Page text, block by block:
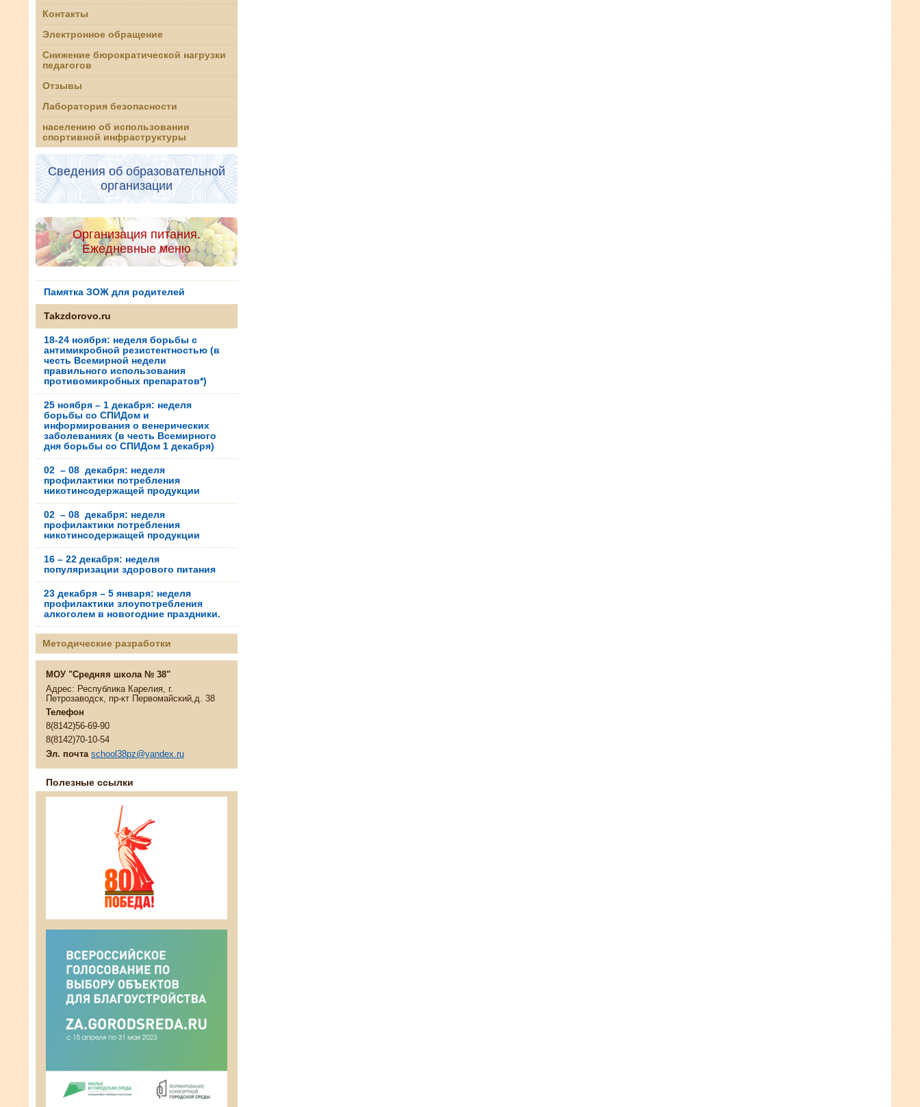
Контакты
Электронное обращение
Снижение бюрократической нагрузки
педагогов
Отзывы
Лаборатория безопасности
населению об использовании
спортивной инфраструктуры
Сведения об образовательной
организации
Организация питания.
Ежедневные меню
Памятка ЗОЖ для родителей
Takzdorovo.ru
18-24 ноября: неделя борьбы с
антимикробной резистентностью (в
честь Всемирной недели
правильного использования
противомикробных препаратов*)
25 ноября – 1 декабря: неделя
борьбы со СПИДом и
информирования о венерических
заболеваниях (в честь Всемирного
дня борьбы со СПИДом 1 декабря)
02 – 08 декабря: неделя
профилактики потребления
никотинсодержащей продукции
02 – 08 декабря: неделя
профилактики потребления
никотинсодержащей продукции
16 – 22 декабря: неделя
популяризации здорового питания
23 декабря – 5 января: неделя
профилактики злоупотребления
алкоголем в новогодние праздники.
Методические разработки
МОУ "Средняя школа № 38"
Адрес: Республика Карелия, г.
Петрозаводск, пр-кт Первомайский,д. 38
Телефон
8(8142)56-69-90
8(8142)70-10-54
Эл. почта school38pz@yandex.ru
Полезные ссылки